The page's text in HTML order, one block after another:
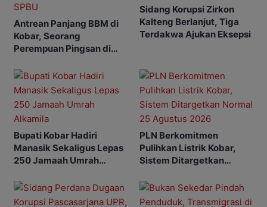
Antrean Panjang BBM di
Kobar, Seorang
Perempuan Pingsan di
Sidang Korupsi Zirkon
Kalteng Berlanjut, Tiga
Terdakwa Ajukan Eksepsi
Bupati Kobar Hadiri
Manasik Sekaligus Lepas
250 Jamaah Umrah
PLN Berkomitmen
Pulihkan Listrik Kobar,
Sistem Ditargetkan